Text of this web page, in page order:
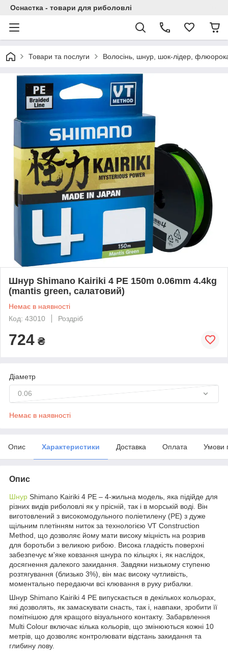
Оснастка - товари для риболовлі
Товари та послуги Волосінь, шнур, шок-лідер,
Шнур Shimano Kairiki 4 PE 150m 0.06mm 4.4kg
(mantis green, салатовий)
Немає в наявності
Код: 43010
Роздріб
724 ₴
Діаметр
0.06
Немає в наявності
Опис Характеристики Доставка Оплата Умови
Опис
Шнур Shimano Kairiki 4 PE – 4-жильна модель, яка підійде для
різних видів риболовлі як у прісній, так і в морській воді. Він
виготовлений з високомодульного поліетилену (PE) з дуже
щільним плетінням ниток за технологією VT Сonstruction
Method, що дозволяє йому мати високу міцність на розрив
для боротьби з великою рибою. Висока гладкість поверхні
забезпечує м'яке ковзання шнура по кільцях і, як наслідок,
досягнення далекого закидання. Завдяки низькому ступеню
розтягування (близько 3%), він має високу чутливість,
моментально передаючи всі клювання в руку рибалки.
Шнур Shimano Kairiki 4 PE випускається в декількох кольорах,
які дозволять, як замаскувати снасть, так і, навпаки, зробити її
помітнішою для кращого візуального контакту. Забарвлення
Multi Colour включає кілька кольорів, що змінюються кожні 10
метрів, що дозволяє контролювати відстань закидання та
глибину лову.